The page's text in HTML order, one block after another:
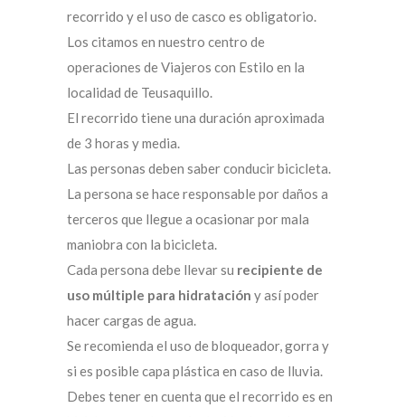
recorrido y el uso de casco es obligatorio.
Los citamos en nuestro centro de
operaciones de Viajeros con Estilo en la
localidad de Teusaquillo.
El recorrido tiene una duración aproximada
de 3 horas y media.
Las personas deben saber conducir bicicleta.
La persona se hace responsable por daños a
terceros que llegue a ocasionar por mala
maniobra con la bicicleta.
Cada persona debe llevar su recipiente de
uso múltiple para hidratación y así poder
hacer cargas de agua.
Se recomienda el uso de bloqueador, gorra y
si es posible capa plástica en caso de lluvia.
Debes tener en cuenta que el recorrido es en